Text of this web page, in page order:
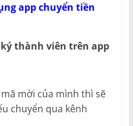
app chuyển tiền
ký thành viên trên app
mời của mình thì sẽ
chuyển qua kênh